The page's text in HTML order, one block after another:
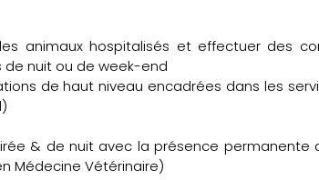
animaux hospitalisés et effectuer des
nuit ou de week-end
de haut niveau encadrées dans les
& de nuit avec la présence permanente
Médecine Vétérinaire)